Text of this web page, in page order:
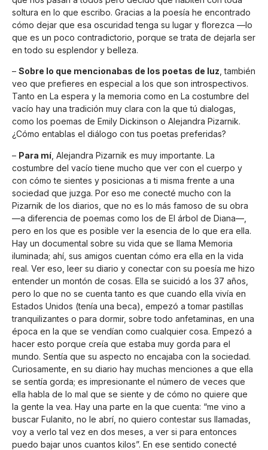
soltura en lo que escribo. Gracias a la poesía he encontrado
cómo dejar que esa oscuridad tenga su lugar y florezca —lo
que es un poco contradictorio, porque se trata de dejarla ser
en todo su esplendor y belleza.
– Sobre lo que mencionabas de los poetas de luz, también
veo que prefieres en especial a los que son introspectivos.
Tanto en La espera y la memoria como en La costumbre del
vacío hay una tradición muy clara con la que tú dialogas,
como los poemas de Emily Dickinson o Alejandra Pizarnik.
¿Cómo entablas el diálogo con tus poetas preferidas?
– Para mí , Alejandra Pizarnik es muy importante. La
costumbre del vacío tiene mucho que ver con el cuerpo y
con cómo te sientes y posicionas a ti misma frente a una
sociedad que juzga. Por eso me conecté mucho con la
Pizarnik de los diarios, que no es lo más famoso de su obra
—a diferencia de poemas como los de El árbol de Diana—,
pero en los que es posible ver la esencia de lo que era ella.
Hay un documental sobre su vida que se llama Memoria
iluminada; ahí, sus amigos cuentan cómo era ella en la vida
real. Ver eso, leer su diario y conectar con su poesía me hizo
entender un montón de cosas. Ella se suicidó a los 37 años,
pero lo que no se cuenta tanto es que cuando ella vivía en
Estados Unidos (tenía una beca), empezó a tomar pastillas
tranquilizantes o para dormir, sobre todo anfetaminas, en una
época en la que se vendían como cualquier cosa. Empezó a
hacer esto porque creía que estaba muy gorda para el
mundo. Sentía que su aspecto no encajaba con la sociedad.
Curiosamente, en su diario hay muchas menciones a que ella
se sentía gorda; es impresionante el número de veces que
ella habla de lo mal que se siente y de cómo no quiere que
la gente la vea. Hay una parte en la que cuenta: “me vino a
buscar Fulanito, no le abrí, no quiero contestar sus llamadas,
voy a verlo tal vez en dos meses, a ver si para entonces
puedo bajar unos cuantos kilos”. En ese sentido conecté